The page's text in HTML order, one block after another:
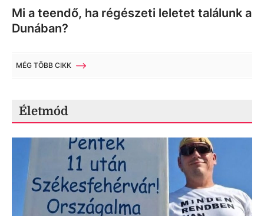
Mi a teendő, ha régészeti leletet találunk a
Dunában?
MÉG TÖBB CIKK
Életmód